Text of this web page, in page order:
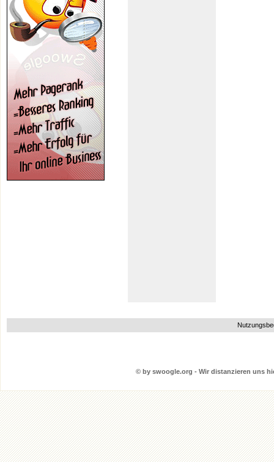
© by swoogle.org - Wir distanzieren uns